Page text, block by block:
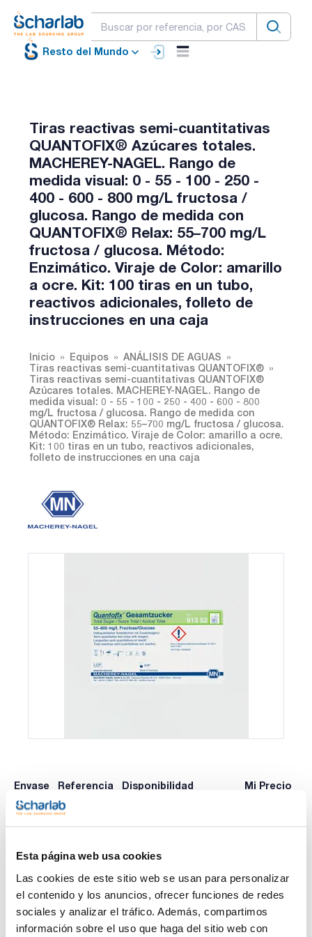
Esta página web usa cookies
Las cookies de este sitio web se usan para personalizar
el contenido y los anuncios, ofrecer funciones de redes
sociales y analizar el tráfico. Además, compartimos
información sobre el uso que haga del sitio web con
Resto del Mundo
Tiras reactivas semi-cuantitativas
QUANTOFIX® Azúcares totales.
MACHEREY-NAGEL. Rango de
medida visual: 0 - 55 - 100 - 250 -
400 - 600 - 800 mg/L fructosa /
glucosa. Rango de medida con
QUANTOFIX® Relax: 55–700 mg/L
fructosa / glucosa. Método:
Enzimático. Viraje de Color: amarillo
a ocre. Kit: 100 tiras en un tubo,
reactivos adicionales, folleto de
instrucciones en una caja
Inicio Equipos
ANÁLISIS DE AGUAS
Tiras reactivas semi-cuantitativas QUANTOFIX®
Tiras reactivas semi-cuantitativas QUANTOFIX®
Azúcares totales. MACHEREY-NAGEL. Rango de
medida visual: 0 - 55 - 100 - 250 - 400 - 600 - 800
mg/L fructosa / glucosa. Rango de medida con
QUANTOFIX® Relax: 55–700 mg/L fructosa / glucosa.
Método: Enzimático. Viraje de Color: amarillo a ocre.
Kit: 100 tiras en un tubo, reactivos adicionales,
folleto de instrucciones en una caja
Envase Referencia Disponibilidad Mi Precio
x Kit 001-091352
Imprimir ficha de
producto
Características
Test : Azúcares totales
Rango de medida visual : 0 - 55 - 100 - 250 - 400 - 600 - 800